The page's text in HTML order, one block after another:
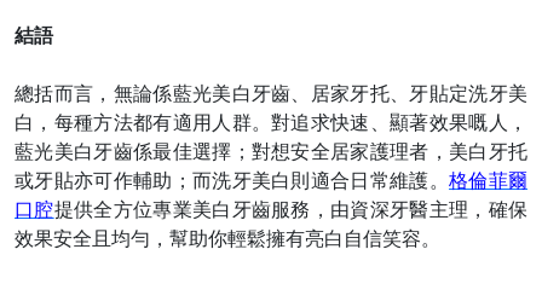
結語
總括而言，無論係藍光美白牙齒、居家牙托、牙貼定洗牙美
白，每種方法都有適用人群。對追求快速、顯著效果嘅人，
藍光美白牙齒係最佳選擇；對想安全居家護理者，美白牙托
或牙貼亦可作輔助；而洗牙美白則適合日常維護。格倫菲爾
口腔提供全方位專業美白牙齒服務，由資深牙醫主理，確保
效果安全且均勻，幫助你輕鬆擁有亮白自信笑容。